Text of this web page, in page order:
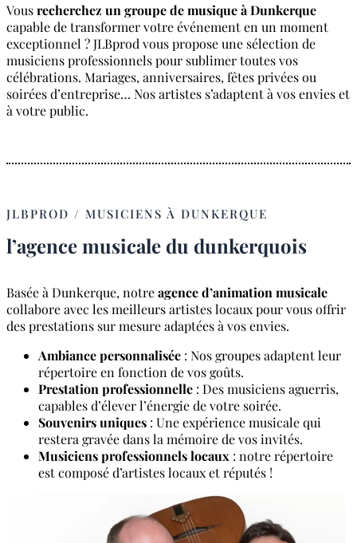
Vousrecherchez un groupe de musique à Dunkerque
capable de transformer votre événement en un moment
exceptionnel ? JLBprod vous propose une sélection de
musiciens professionnels pour sublimer toutes vos
célébrations. Mariages, anniversaires, fêtes privées ou
soirées d’entreprise… Nos artistes s’adaptent à vos envies et
à votre public.
JLBPROD / MUSICIENS À DUNKERQUE
l’agence musicale du dunkerquois
Basée à Dunkerque, notreagence d’animation musicale
collabore avec les meilleurs artistes locaux pour vous offrir
des prestations sur mesure adaptées à vos envies.
Ambiance personnalisée : Nos groupes adaptent leur
répertoire en fonction de vos goûts.
Prestation professionnelle : Des musiciens aguerris,
capables d’élever l’énergie de votre soirée.
Souvenirs uniques : Une expérience musicale qui
restera gravée dans la mémoire de vos invités.
Musiciens professionnels locaux : notre répertoire
est composé d’artistes locaux et réputés !